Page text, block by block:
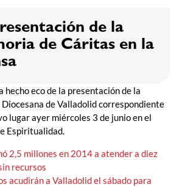
de la
de Cáritas en la
hecho eco de la presentación de la
de Valladolid correspondiente
lugar ayer miércoles 3 de junio en el
Espiritualidad.
2,5 millones en 2014 a atender a diez
recursos
acudirán a Valladolid el sábado para